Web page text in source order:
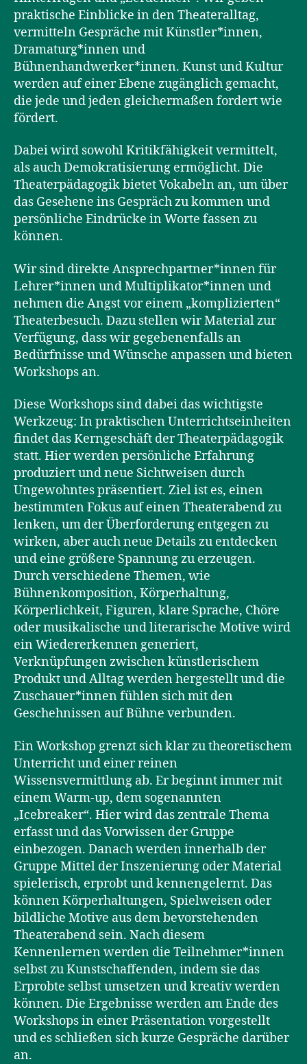
praktische Einblicke in den Theateralltag,
vermitteln Gespräche mit Künstler*innen,
Dramaturg*innen und
Bühnenhandwerker*innen. Kunst und Kultur
werden auf einer Ebene zugänglich gemacht,
die jede und jeden gleichermaßen fordert wie
fördert.
Dabei wird sowohl Kritikfähigkeit vermittelt,
als auch Demokratisierung ermöglicht. Die
Theaterpädagogik bietet Vokabeln an, um über
das Gesehene ins Gespräch zu kommen und
persönliche Eindrücke in Worte fassen zu
können.
Wir sind direkte Ansprechpartner*innen für
Lehrer*innen und Multiplikator*innen und
nehmen die Angst vor einem „komplizierten“
Theaterbesuch. Dazu stellen wir Material zur
Verfügung, dass wir gegebenenfalls an
Bedürfnisse und Wünsche anpassen und bieten
Workshops an.
Diese Workshops sind dabei das wichtigste
Werkzeug: In praktischen Unterrichtseinheiten
findet das Kerngeschäft der Theaterpädagogik
statt. Hier werden persönliche Erfahrung
produziert und neue Sichtweisen durch
Ungewohntes präsentiert. Ziel ist es, einen
bestimmten Fokus auf einen Theaterabend zu
lenken, um der Überforderung entgegen zu
wirken, aber auch neue Details zu entdecken
und eine größere Spannung zu erzeugen.
Durch verschiedene Themen, wie
Bühnenkomposition, Körperhaltung,
Körperlichkeit, Figuren, klare Sprache, Chöre
oder musikalische und literarische Motive wird
ein Wiedererkennen generiert,
Verknüpfungen zwischen künstlerischem
Produkt und Alltag werden hergestellt und die
Zuschauer*innen fühlen sich mit den
Geschehnissen auf Bühne verbunden.
Ein Workshop grenzt sich klar zu theoretischem
Unterricht und einer reinen
Wissensvermittlung ab. Er beginnt immer mit
einem Warm-up, dem sogenannten
„Icebreaker“. Hier wird das zentrale Thema
erfasst und das Vorwissen der Gruppe
einbezogen. Danach werden innerhalb der
Gruppe Mittel der Inszenierung oder Material
spielerisch, erprobt und kennengelernt. Das
können Körperhaltungen, Spielweisen oder
bildliche Motive aus dem bevorstehenden
Theaterabend sein. Nach diesem
Kennenlernen werden die Teilnehmer*innen
selbst zu Kunstschaffenden, indem sie das
Erprobte selbst umsetzen und kreativ werden
können. Die Ergebnisse werden am Ende des
Workshops in einer Präsentation vorgestellt
und es schließen sich kurze Gespräche darüber
an.